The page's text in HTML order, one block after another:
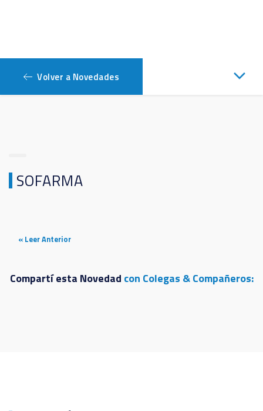
Volver a Novedades
SOFARMA
« Leer Anterior
Compartí esta Novedad con Colegas & Compañeros: